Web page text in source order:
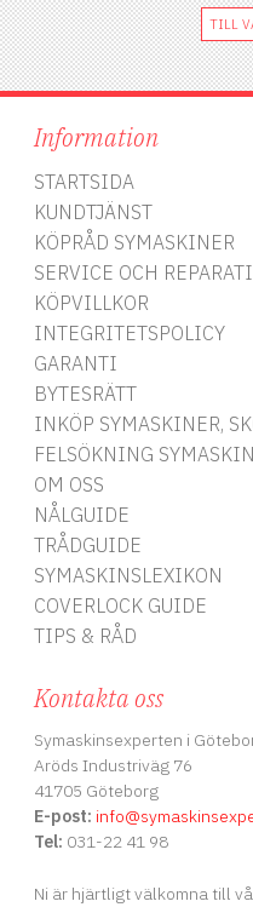
TILL
Information
STARTSIDA
KUNDTJÄNST
KÖPRÅD SYMASKINER
SERVICE OCH
KÖPVILLKOR
INTEGRITETSPOLICY
GARANTI
BYTESRÄTT
INKÖP SYMASKINER,
FELSÖKNING
OM OSS
NÅLGUIDE
TRÅDGUIDE
SYMASKINSLEXIKON
COVERLOCK GUIDE
TIPS & RÅD
Kontakta oss
Symaskinsexperten i
Aröds Industriväg 76
41705 Göteborg
E-post: info
Tel: 031-22 41 98
Ni är hjärtligt välkomna till